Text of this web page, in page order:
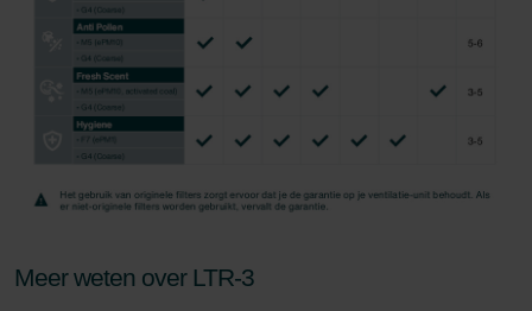
danych Zehnder
Zehnder Group UK Limited: Privacy Policy
Meer weten over LTR-3